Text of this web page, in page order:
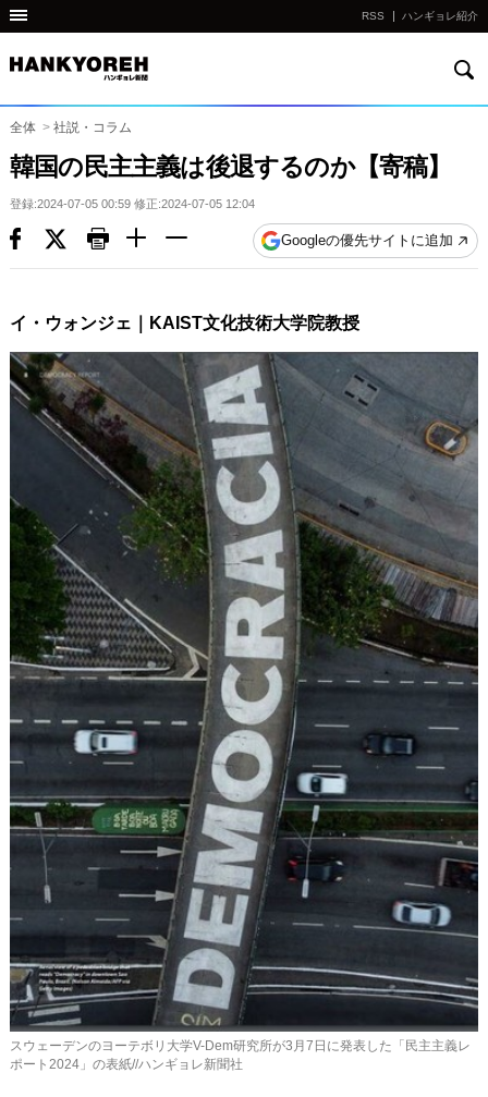
他
国
の
サ
イ
ト
の
ン
ク
다
른
사
이
트
링
크
RSS ハンギョレ紹介
全体 > 社説・コラム
韓国の民主主義は後退するのか【寄稿】
登録:2024-07-05 00:59 修正:2024-07-05 12:04
Googleの優先サイトに追加
イ・ウォンジェ｜KAIST文化技術大学院教授
スウェーデンのヨーテボリ大学V-Dem研究所が3月7日に発表した「民主主義レ
ポート2024」の表紙//ハンギョレ新聞社